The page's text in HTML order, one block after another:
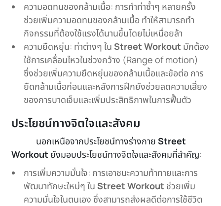
ความอดทนของกล้ามเนื้อ: การทำท่าซ้ำๆ หลายครั้ง
ช่วยเพิ่มความอดทนของกล้ามเนื้อ ทำให้สามารถทำ
กิจกรรมที่ต้องใช้แรงได้นานขึ้นโดยไม่เหนื่อยล้า
ความยืดหยุ่น: ท่าต่างๆ ในStreet Workout มักต้อง
ใช้การเคลื่อนไหวในช่วงกว้าง (Range of motion)
ซึ่งช่วยเพิ่มความยืดหยุ่นของกล้ามเนื้อและข้อต่อ การ
ยืดกล้ามเนื้อก่อนและหลังการฝึกยังช่วยลดความเสี่ยง
ของการบาดเจ็บและเพิ่มประสิทธิภาพในการฟื้นตัว
ประโยชน์ทางจิตใจและสังคม
นอกเหนือจากประโยชน์ทางร่างกายStreet
Workout ยังมอบประโยชน์ทางจิตใจและสังคมที่สำคัญ:
การเพิ่มความมั่นใจ: การเอาชนะความท้าทายและการ
พัฒนาทักษะใหม่ๆ ในStreet Workout ช่วยเพิ่ม
ความมั่นใจในตนเอง ซึ่งสามารถส่งผลดีต่อการใช้ชีวิต